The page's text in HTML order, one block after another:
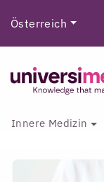
Österreich
Innere Medizin